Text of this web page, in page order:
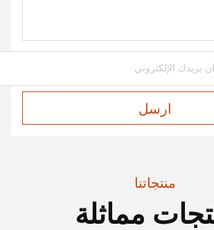
ارسل
منتجاتنا
مماثلة